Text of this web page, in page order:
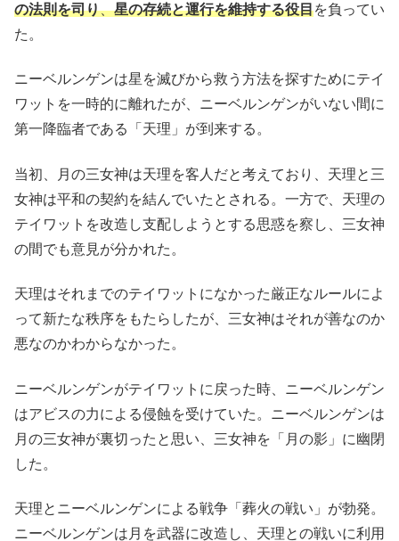
の法則を司り、星の存続と運行を維持する役目を負ってい
た。
ニーベルンゲンは星を滅びから救う方法を探すためにテイ
ワットを一時的に離れたが、ニーベルンゲンがいない間に
第一降臨者である「天理」が到来する。
当初、月の三女神は天理を客人だと考えており、天理と三
女神は平和の契約を結んでいたとされる。一方で、天理の
テイワットを改造し支配しようとする思惑を察し、三女神
の間でも意見が分かれた。
天理はそれまでのテイワットになかった厳正なルールによ
って新たな秩序をもたらしたが、三女神はそれが善なのか
悪なのかわからなかった。
ニーベルンゲンがテイワットに戻った時、ニーベルンゲン
はアビスの力による侵蝕を受けていた。ニーベルンゲンは
月の三女神が裏切ったと思い、三女神を「月の影」に幽閉
した。
天理とニーベルンゲンによる戦争「葬火の戦い」が勃発。
ニーベルンゲンは月を武器に改造し、天理との戦いに利用